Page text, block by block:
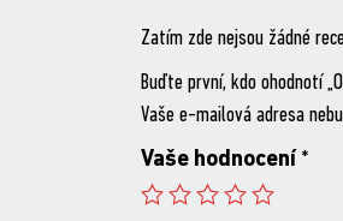
Zatím zde nejsou žádné
Buďte první, kdo ohodnotí
Vaše e-mailová adresa
Vaše hodnocení *